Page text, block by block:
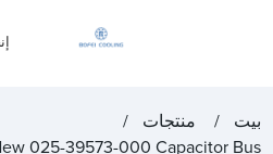
بيت
منتجات
025-39573-000 Capacitor Bus